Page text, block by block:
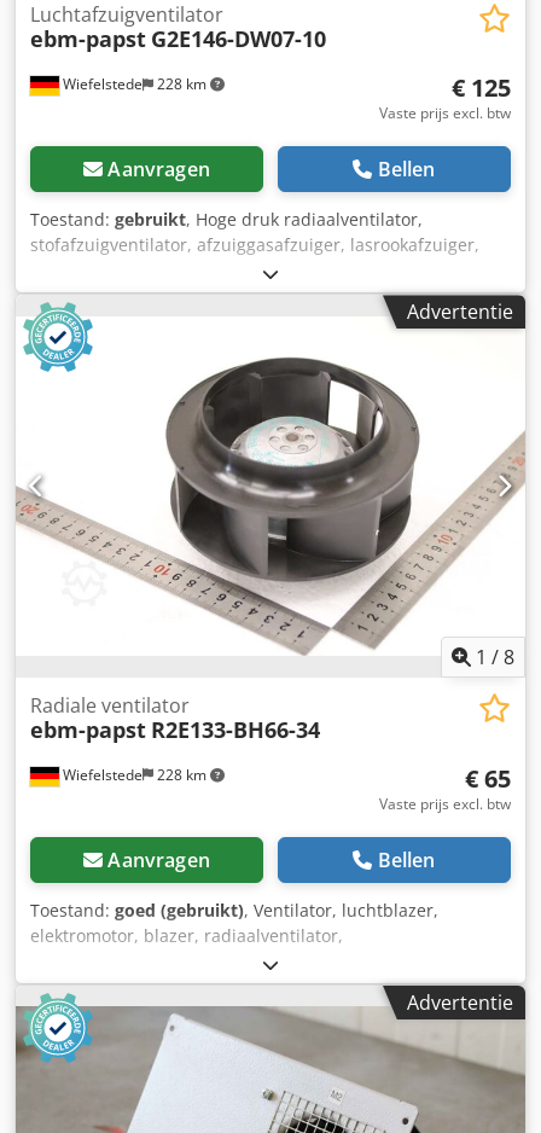
Wiefelstede 228 km
Luchtafzuigventilator
ebm-papst G2E146-DW07-10
€ 125
Vaste prijs excl. btw
Aanvragen Bellen
Toestand: gebruikt, Hoge druk radiaalventilator,
stofafzuigventilator, afzuiggasafzuiger, lasrookafzuiger,
afzuigventilator, drukventilator, vacuümventilator,
ventilatieventilator, radiaalventilator -Motorvermogen:
0,139 kW -toerental: 1600 rpm -Volume opbrengst:
onbekend -Aansluiting luchtkanaal: 90 x 90 mm -Prijs per
stuk Dkjdpfxefxrghs Ackjr -Hoeveelheid: 2 stuks -
Afmetingen: 280/165 / H230 mm -Gewicht: 3,1kg / stuk
Advertentie
1 /8
Wiefelstede 228 km
Radiale ventilator
ebm-papst R2E133-BH66-34
€ 65
Vaste prijs excl. btw
Aanvragen Bellen
Toestand: goed (gebruikt), Ventilator, luchtblazer,
elektromotor, blazer, radiaalventilator,
noodafzuigventilator, rookgasventilator, ventilatieblazer,
uitlaatgasafzuiging Dkodpfx Asyu Nk Heckjr -Fabrikant:
ebmpapst, radiaalventilator type R2E133-BH66-34 -
Spanning: 230 V -Toerental: 2700 tpm -Vermogen: 25 W -
Afmetingen: Ø 134 x 90 mm -Gewicht: 0,6 kg
Advertentie